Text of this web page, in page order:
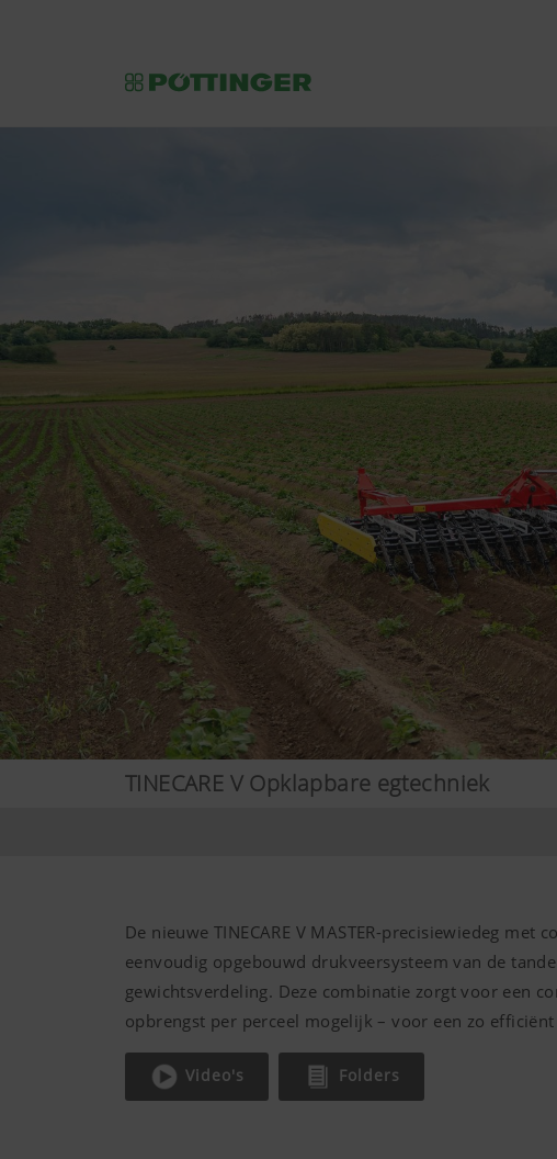
TINECARE V Opklapbare egtechniek
De nieuwe TINECARE V MASTER-precisiewiedeg
eenvoudig opgebouwd drukveersysteem van de
gewichtsverdeling. Deze combinatie zorgt voor een
opbrengst per perceel mogelijk – voor een zo
Video's Folders